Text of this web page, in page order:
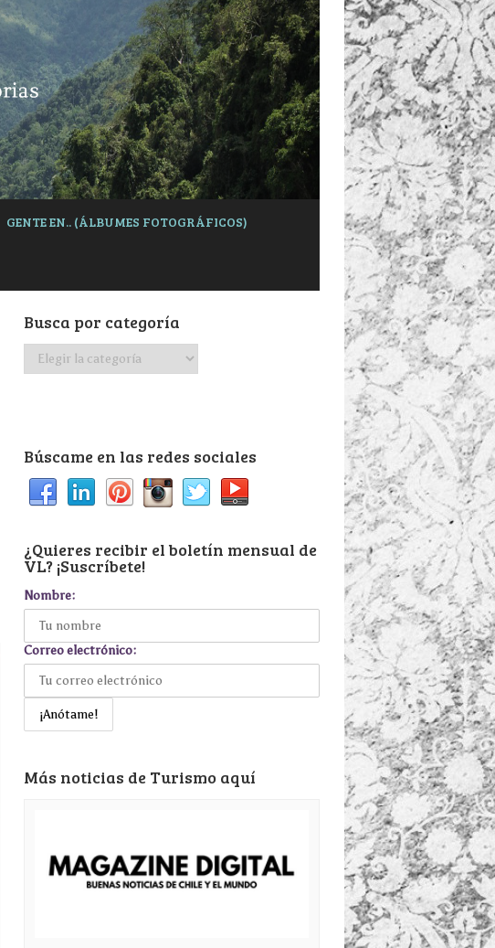
GENTE EN.. (ÁLBUMES FOTOGRÁFICOS)
Busca por categoría
Busca
Búscame en las redes sociales
¿Quieres recibir el boletín mensual de
VL? ¡Suscríbete!
Nombre:
Correo electrónico:
Más noticias de Turismo aquí